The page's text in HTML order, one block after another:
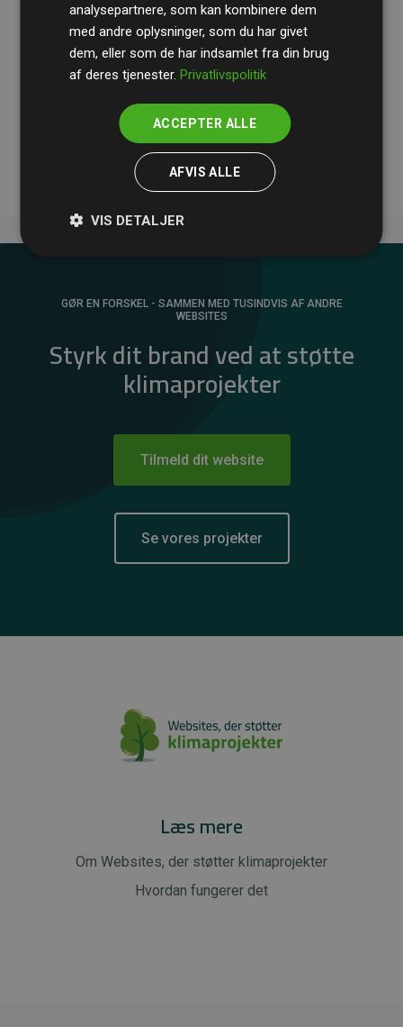
beregninger og metode for at sikre gennemsigtighed
og pålidelighed.
Deres revision dokumenterer, at vores investeringer i
medlemmernes websites estimerede CO₂-
GØR EN FORSKEL - SAMMEN MED TUSINDVIS AF ANDRE
WEBSITES
Styrk dit brand ved at støtte
klimaprojekter
Tilmeld dit website
Se vores projekter
Læs mere
Om Websites, der støtter klimaprojekter
Hvordan fungerer det
analysepartnere, som kan kombinere dem
med andre oplysninger, som du har givet
dem, eller som de har indsamlet fra din brug
af deres tjenester.Privatlivspolitik
ACCEPTER ALLE
AFVIS ALLE
VIS DETALJER